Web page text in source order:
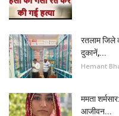
रतलाम जिले
दुकानें,...
Hemant
ममता
आजीवन...